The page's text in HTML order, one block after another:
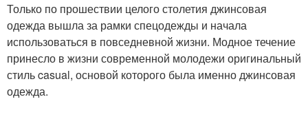
Только по прошествии целого столетия джинсовая
одежда вышла за рамки спецодежды и начала
использоваться в повседневной жизни. Модное течение
принесло в жизни современной молодежи оригинальный
стиль casual, основой которого была именно джинсовая
одежда.